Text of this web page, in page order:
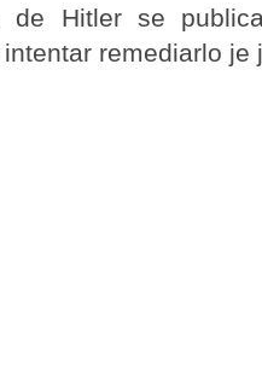
de Hitler se
remediarlo